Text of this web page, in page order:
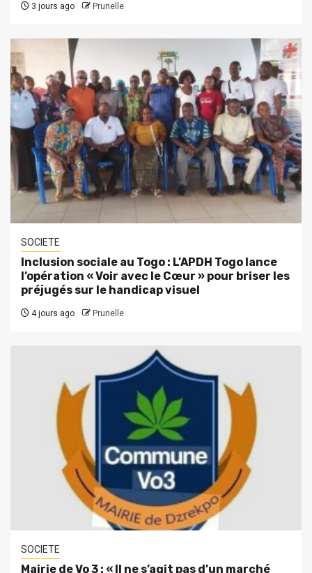
3 jours ago Prunelle
SOCIETE
Inclusion sociale au Togo : L’APDH Togo lance
l’opération « Voir avec le Cœur » pour briser les
préjugés sur le handicap visuel
4 jours ago Prunelle
SOCIETE
Mairie de Vo 3 : « Il ne s’agit pas d’un marché